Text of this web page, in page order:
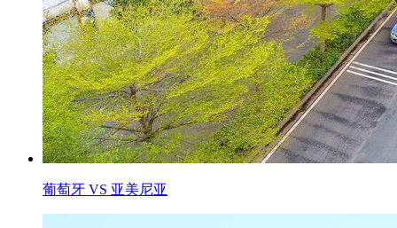
葡萄牙 VS 亚美尼亚